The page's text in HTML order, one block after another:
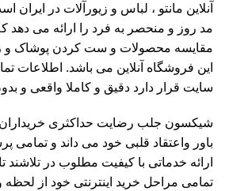
آنلاین مانتو ، لباس و زیورآلات در ایران
مد روز و منحصر به فرد را ارائه می دهد
مقایسه محصولات و ست کردن پوشاک و
این فروشگاه آنلاین می باشد. اطلاعات
سایت قرار دارد دقیق و کاملا واقعی و
شیکسون جلب رضایت حداکثری خریداران
باور واعتقاد قلبی خود می داند و تمامی
ارائه خدماتی با کیفیت مطلوب در تلاشند
تمامی مراحل خرید اینترنتی خود از لحظه